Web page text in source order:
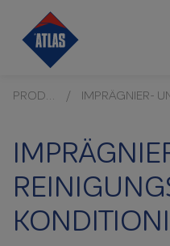
IMPRÄGNIER- UND